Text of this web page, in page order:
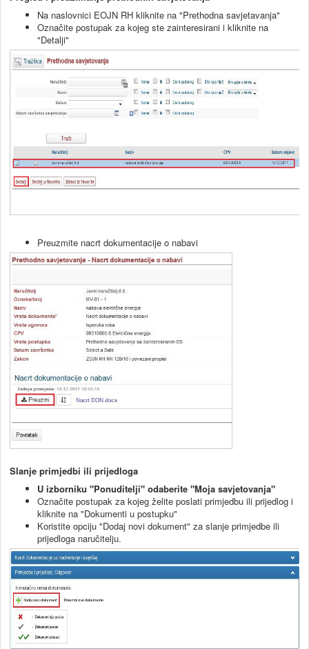
Na naslovnici EOJN RH kliknite na "Prethodna savjetavanja"
Označite postupak za kojeg ste zainteresirani i kliknite na
"Detalji"
Preuzmite nacrt dokumentacije o nabavi
Slanje primjedbi ili prijedloga
U izborniku "Ponuditelji" odaberite "Moja savjetovanja"
Označite postupak za kojeg želite poslati primjedbu ili prijedlog i
kliknite na "Dokumenti u postupku"
Koristite opciju "Dodaj novi dokument" za slanje primjedbe ili
prijedloga naručitelju.